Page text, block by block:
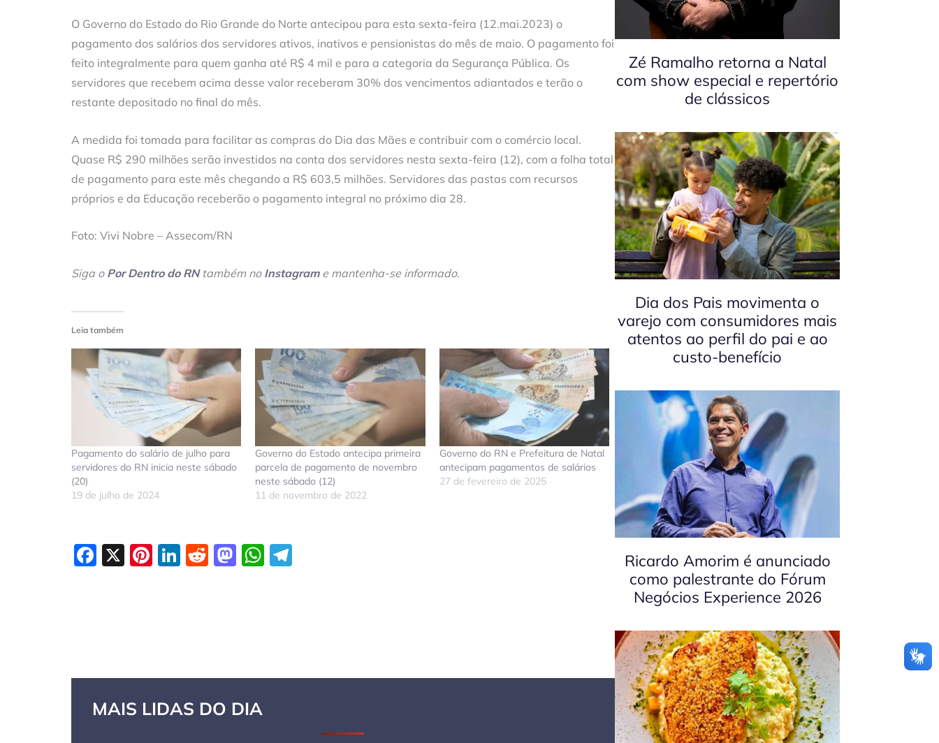
O Governo do Estado do Rio Grande do Norte antecipou para esta sexta-feira (12.mai.2023) o
pagamento dos salários dos servidores ativos, inativos e pensionistas do mês de maio. O pagamento foi
feito integralmente para quem ganha até R$ 4 mil e para a categoria da Segurança Pública. Os
servidores que recebem acima desse valor receberam 30% dos vencimentos adiantados e terão o
restante depositado no final do mês.
A medida foi tomada para facilitar as compras do Dia das Mães e contribuir com o comércio local.
Quase R$ 290 milhões serão investidos na conta dos servidores nesta sexta-feira (12), com a folha total
de pagamento para este mês chegando a R$ 603,5 milhões. Servidores das pastas com recursos
próprios e da Educação receberão o pagamento integral no próximo dia 28.
Foto: Vivi Nobre – Assecom/RN
Siga o Por Dentro do RNtambém no Instagrame mantenha-se informado.
Leia também
Pagamento do salário de julho para
servidores do RN inicia neste sábado
(20)
19 de julho de 2024
Governo do Estado antecipa primeira
parcela de pagamento de novembro
neste sábado (12)
11 de novembro de 2022
Governo do RN e Prefeitura de Natal
antecipam pagamentos de salários
27 de fevereiro de 2025
Facebook
X Pinterest
LinkedIn
Reddit
Mastodon
WhatsApp
MAIS LIDAS DO DIA
Zé Ramalho retorna a Natal
com show especial e repertório
de clássicos
Dia dos Pais movimenta o
varejo com consumidores mais
atentos ao perfil do pai e ao
custo-benefício
Ricardo Amorim é anunciado
como palestrante do Fórum
Negócios Experience 2026